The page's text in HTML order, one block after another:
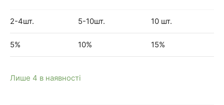
л
ь
ц
2-4шт. 5-10шт. 10 шт.
5% 10% 15%
Лише 4 в наявності